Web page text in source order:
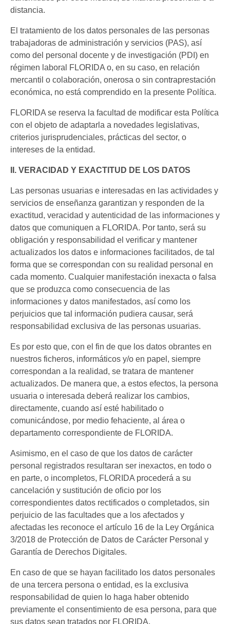
distancia.
El tratamiento de los datos personales de las personas
trabajadoras de administración y servicios (PAS), así
como del personal docente y de investigación (PDI) en
régimen laboral FLORIDA o, en su caso, en relación
mercantil o colaboración, onerosa o sin contraprestación
económica, no está comprendido en la presente Política.
FLORIDA se reserva la facultad de modificar esta Política
con el objeto de adaptarla a novedades legislativas,
criterios jurisprudenciales, prácticas del sector, o
intereses de la entidad.
II. VERACIDAD Y EXACTITUD DE LOS DATOS
Las personas usuarias e interesadas en las actividades y
servicios de enseñanza garantizan y responden de la
exactitud, veracidad y autenticidad de las informaciones y
datos que comuniquen a FLORIDA. Por tanto, será su
obligación y responsabilidad el verificar y mantener
actualizados los datos e informaciones facilitados, de tal
forma que se correspondan con su realidad personal en
cada momento. Cualquier manifestación inexacta o falsa
que se produzca como consecuencia de las
informaciones y datos manifestados, así como los
perjuicios que tal información pudiera causar, será
responsabilidad exclusiva de las personas usuarias.
Es por esto que, con el fin de que los datos obrantes en
nuestros ficheros, informáticos y/o en papel, siempre
correspondan a la realidad, se tratara de mantener
actualizados. De manera que, a estos efectos, la persona
usuaria o interesada deberá realizar los cambios,
directamente, cuando así esté habilitado o
comunicándose, por medio fehaciente, al área o
departamento correspondiente de FLORIDA.
Asimismo, en el caso de que los datos de carácter
personal registrados resultaran ser inexactos, en todo o
en parte, o incompletos, FLORIDA procederá a su
cancelación y sustitución de oficio por los
correspondientes datos rectificados o completados, sin
perjuicio de las facultades que a los afectados y
afectadas les reconoce el artículo 16 de la Ley Orgánica
3/2018 de Protección de Datos de Carácter Personal y
Garantía de Derechos Digitales.
En caso de que se hayan facilitado los datos personales
de una tercera persona o entidad, es la exclusiva
responsabilidad de quien lo haga haber obtenido
previamente el consentimiento de esa persona, para que
sus datos sean tratados por FLORIDA.